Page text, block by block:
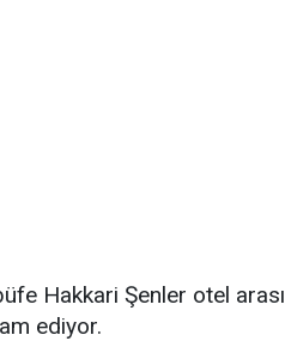
Hakkari Şenler otel arası
ediyor.